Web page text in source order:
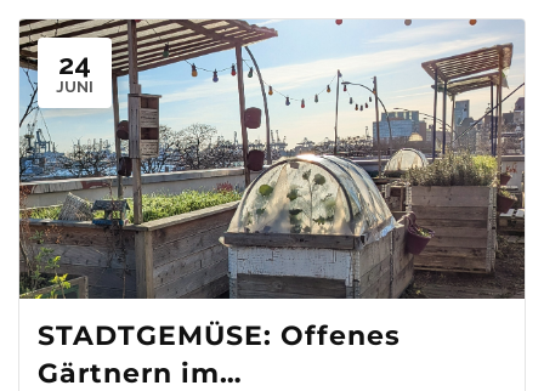
24
JUNI
STADTGEMÜSE: Offenes
Gärtnern im